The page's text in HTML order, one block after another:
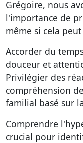
Grégoire, nous
l'importance de
même si cela
Accorder du
douceur et
Privilégier des
compréhension
familial basé sur
Comprendre
crucial pour